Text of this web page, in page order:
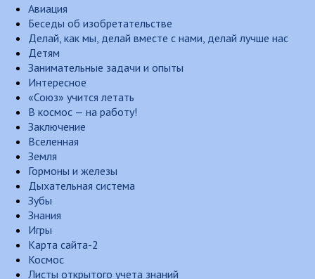
Авиация
Беседы об изобретательстве
Делай, как мы, делай вместе с нами, делай лучше нас
Детям
Занимательные задачи и опыты
Интересное
«Союз» учится летать
В космос — на работу!
Заключение
Вселенная
Земля
Гормоны и железы
Дыхательная система
Зубы
Знания
Игры
Карта сайта-2
Космос
Листы открытого учета знаний